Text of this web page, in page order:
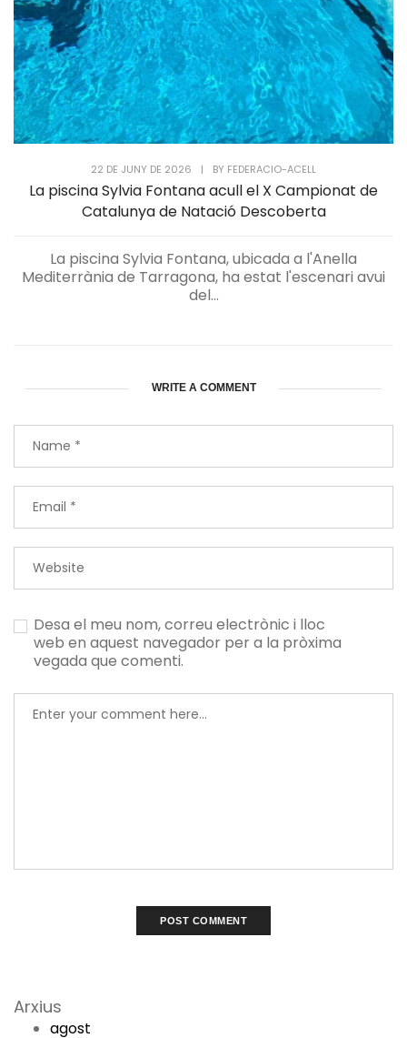
22 DE JUNY DE 2026 | BY FEDERACIO-ACELL
La piscina Sylvia Fontana acull el X Campionat de
Catalunya de Natació Descoberta
La piscina Sylvia Fontana, ubicada a l'Anella
Mediterrània de Tarragona, ha estat l'escenari avui
del...
WRITE A COMMENT
Desa el meu nom, correu electrònic i lloc
web en aquest navegador per a la pròxima
vegada que comenti.
Arxius
agost